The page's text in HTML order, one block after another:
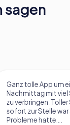
sagen
Ganz tolle App um
Nachmittag mit viel
zu verbringen.
sofort zur Stelle war
Probleme hatte....